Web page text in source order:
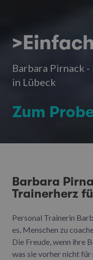
Barbara Pirnack
in Lübeck
Zum
Barbara
Trainerherz
Personal Trainerin
es, Menschen zu
Die Freude, wenn ihre
was sie vorher nicht